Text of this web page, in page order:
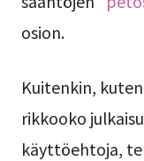
osion.
Kuitenkin,
rikkooko
käyttöehtoja,